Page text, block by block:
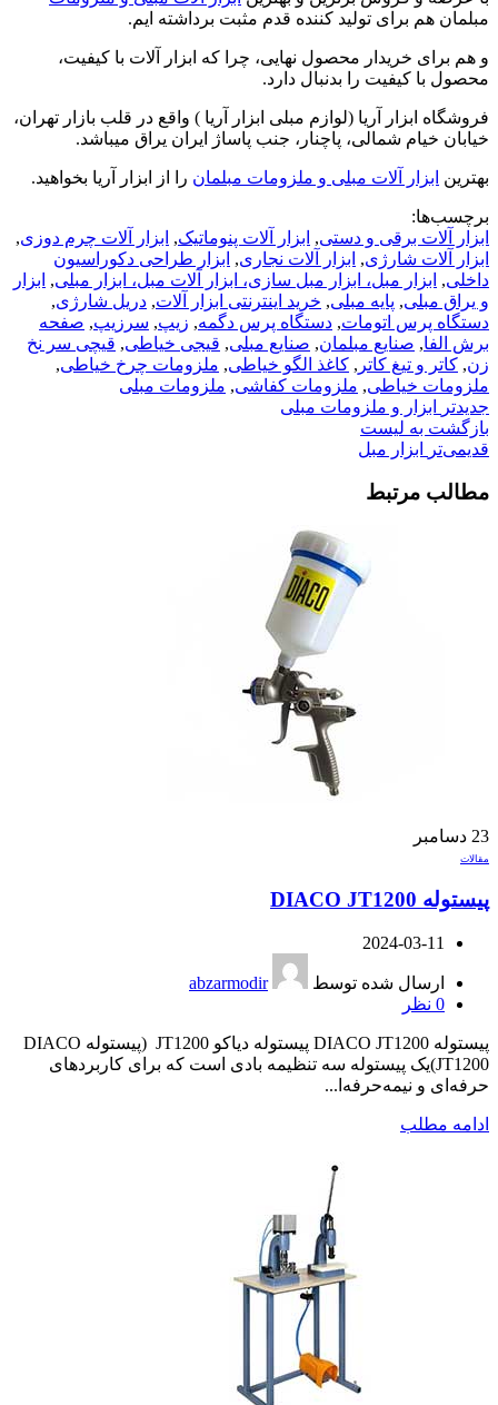
مبلمان هم برای تولید کننده قدم مثبت برداشته ایم.
و هم برای خریدار محصول نهایی، چرا که ابزار آلات با کیفیت،
محصول با کیفیت را بدنبال دارد.
فروشگاه ابزار آریا (لوازم مبلی ابزار آریا ) واقع در قلب بازار تهران،
خیابان خیام شمالی، پاچنار، جنب پاساژ ایران یراق میباشد.
بهترین ابزار آلات مبلی و ملزومات مبلمان را از ابزار آریا بخواهید.
برچسب‌ها:
ابزار آلات برقی و دستی, ابزار آلات پنوماتیک, ابزار آلات چرم دوزی,
ابزار آلات شارژی, ابزار آلات نجاری, ابزار طراحی دکوراسیون
داخلی, ابزار مبل، ابزار مبل سازی، ابزار آلات مبل، ابزار مبلی, ابزار
و یراق مبلی, پایه مبلی, خرید اینترنتی ابزار آلات, دریل شارژی,
دستگاه پرس اتومات, دستگاه پرس دگمه, زیپ, سرزیپ, صفحه
برش الفا, صنایع مبلمان, صنایع مبلی, قیجی خیاطی, قیچی سر نخ
زن, کاتر و تیغ کاتر , کاغذ الگو خیاطی, ملزومات چرخ خیاطی,
ملزومات خیاطی, ملزومات کفاشی, ملزومات مبلی
جدیدتر
ابزار و ملزومات مبلی
بازگشت به لیست
قدیمی‌تر
ابزار مبل
مطالب مرتبط
23 دسامبر
مقالات
پیستوله DIACO JT1200
2024-03-11
ارسال شده توسط
abzarmodir
0 نظر
پیستوله DIACO JT1200 پیستوله دیاکو JT1200 (پیستوله DIACO
JT1200)یک پیستوله سه تنظیمه بادی است که برای کاربردهای
حرفه‌ای و نیمه‌حرفه‌ا...
ادامه مطلب